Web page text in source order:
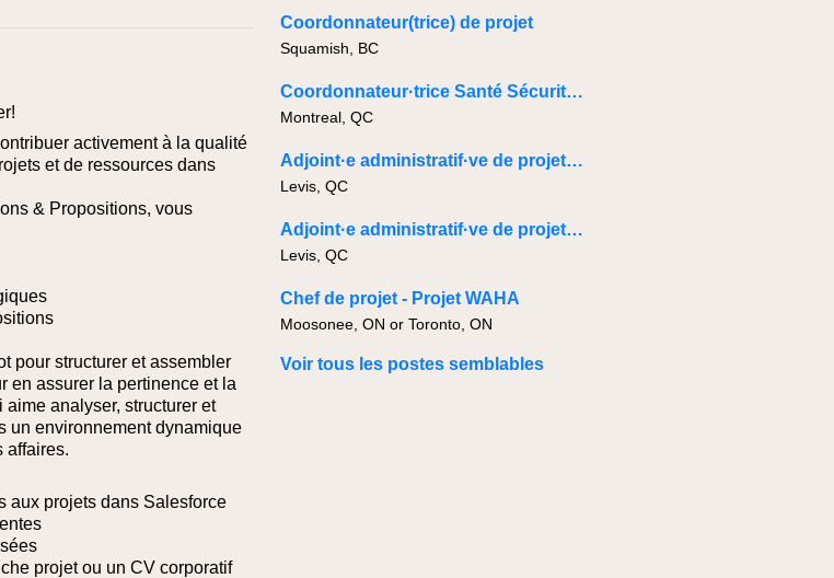
activement à la qualité
et de ressources dans
& Propositions, vous
pour structurer et assembler
en assurer la pertinence et la
analyser, structurer et
un environnement dynamique
affaires.
aux projets dans Salesforce
projet ou un CV corporatif
Coordonnateur(trice) de projet
Squamish, BC
Coordonnateur·trice Santé Sécurité - Chantier
Montreal, QC
Adjoint·e administratif·ve de projets - Bâtiment
Levis, QC
Adjoint·e administratif·ve de projets - Bâtiment - Baie-Comeau
Levis, QC
Chef de projet - Projet WAHA
Moosonee, ON or Toronto, ON
Voir tous les postes semblables